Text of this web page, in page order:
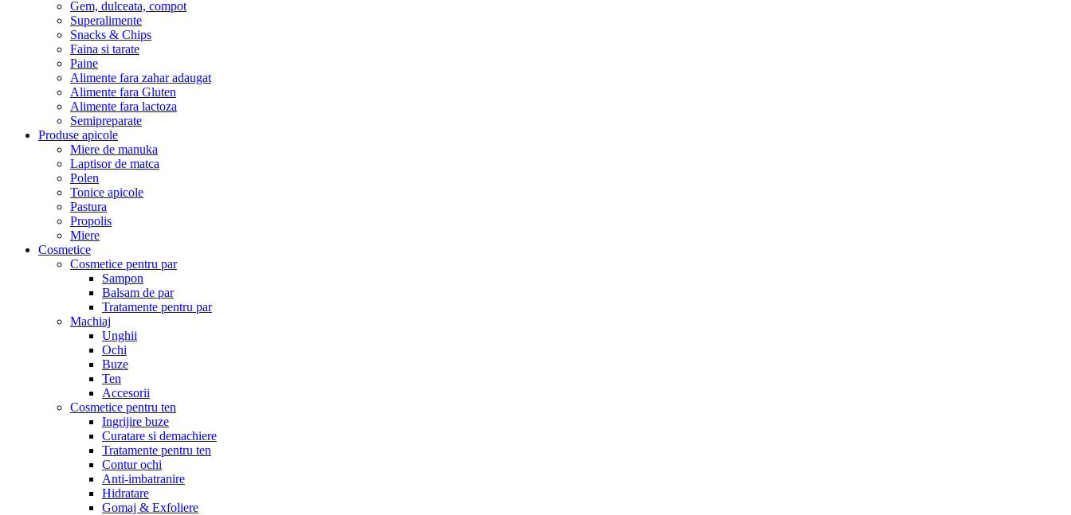
Gem, dulceata, compot
Superalimente
Snacks & Chips
Faina si tarate
Paine
Alimente fara zahar adaugat
Alimente fara Gluten
Alimente fara lactoza
Semipreparate
Produse apicole
Miere de manuka
Laptisor de matca
Polen
Tonice apicole
Pastura
Propolis
Miere
Cosmetice
Cosmetice pentru par
Sampon
Balsam de par
Tratamente pentru par
Machiaj
Unghii
Ochi
Buze
Ten
Accesorii
Cosmetice pentru ten
Ingrijire buze
Curatare si demachiere
Tratamente pentru ten
Contur ochi
Anti-imbatranire
Hidratare
Gomaj & Exfoliere